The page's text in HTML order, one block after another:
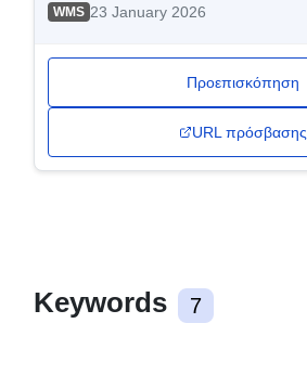
WMS 23 January 2026
Προεπισκόπηση
URL πρόσβασης
Keywords 7